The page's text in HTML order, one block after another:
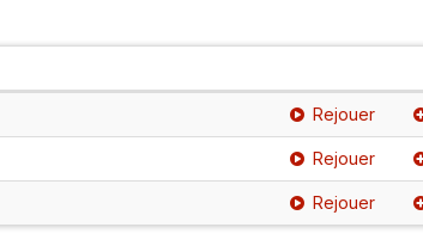
Rejouer
Rejouer
Rejouer